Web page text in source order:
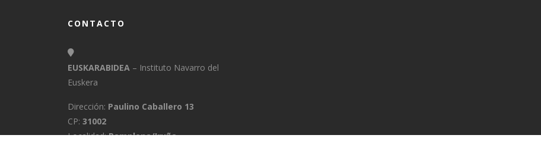
CONTACTO
EUSKARABIDEA – Instituto Navarro del
Euskera
Dirección: Paulino Caballero 13
CP: 31002
Localidad:Pamplona/Iruña